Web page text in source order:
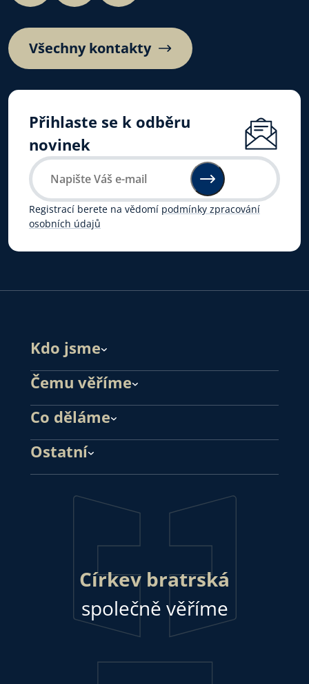
Všechny kontakty
Přihlaste se k odběru
novinek
Registrací berete na vědomí podmínky zpracování
osobních údajů
Kdo jsme
Čemu věříme
Co děláme
Ostatní
Církev bratrská
společně věříme